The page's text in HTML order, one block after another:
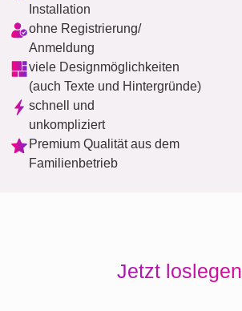
Installation
ohne Registrierung/
Anmeldung
viele Designmöglichkeiten
(auch Texte und Hintergründe)
schnell und
unkompliziert
Premium Qualität aus dem
Familienbetrieb
Jetzt loslegen